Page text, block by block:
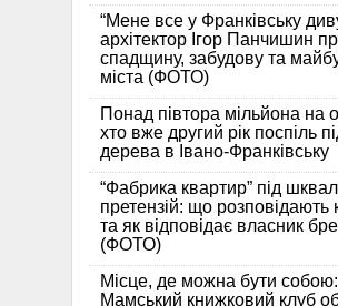
“Мене все у Франківську
архітектор Ігор Панчишин
спадщину, забудову та
міста (ФОТО)
Понад півтора мільйона на
хто вже другий рік поспіль
дерева в Івано-Франківську
“Фабрика квартир” під
претензій: що розповідають
та як відповідає власник
(ФОТО)
Місце, де можна бути
Мамський книжковий клуб